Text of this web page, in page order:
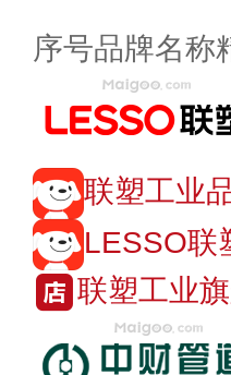
序号品牌名称
联塑工业
LESSO联
联塑工业